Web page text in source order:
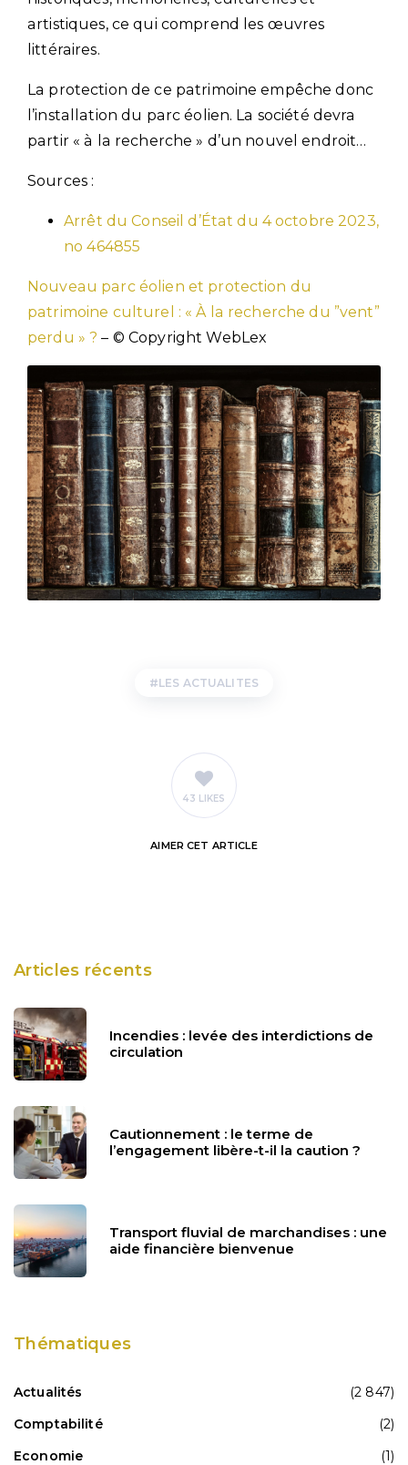
artistiques, ce qui comprend les œuvres
littéraires.
La protection de ce patrimoine empêche donc
l’installation du parc éolien. La société devra
partir « à la recherche » d’un nouvel endroit…
Sources :
Arrêt du Conseil d’État du 4 octobre 2023,
no 464855
Nouveau parc éolien et protection du
patrimoine culturel : « À la recherche du ”vent”
perdu » ?– © Copyright WebLex
LES ACTUALITES
43 LIKES
AIMER CET ARTICLE
Articles récents
Incendies : levée des interdictions de
circulation
Cautionnement : le terme de
l’engagement libère-t-il la caution ?
Transport fluvial de marchandises : une
aide financière bienvenue
Thématiques
Actualités
(2 847)
Comptabilité
(2)
Economie
(1)